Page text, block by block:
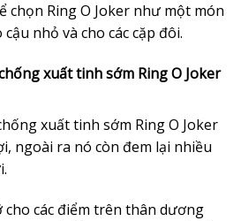
chọn Ring O Joker như một món
cậu nhỏ và cho các cặp đôi.
xuất tinh sớm Ring O Joker
xuất tinh sớm Ring O Joker
ngoài ra nó còn đem lại nhiều
cho các điểm trên thân dương